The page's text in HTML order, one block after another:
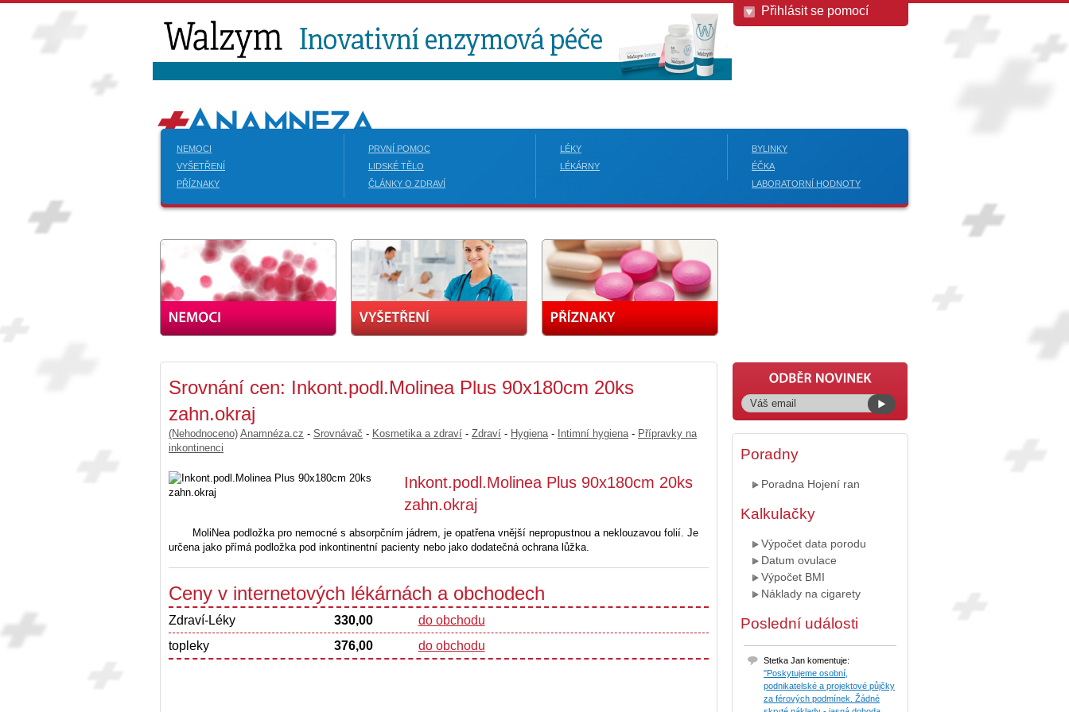
Přihlásit se pomocí
NEMOCI
VYŠETŘENÍ
PŘÍZNAKY
PRVNÍ POMOC
LIDSKÉ TĚLO
ČLÁNKY O ZDRAVÍ
LÉKY
LÉKÁRNY
BYLINKY
ÉČKA
LABORATORNÍ HODNOTY
Srovnání cen: Inkont.podl.Molinea Plus 90x180cm 20ks
zahn.okraj
(Nehodnoceno) Anamnéza.cz - Srovnávač - Kosmetika a zdraví - Zdraví - Hygiena - Intimní hygiena - Přípravky na
inkontinenci
Inkont.podl.Molinea Plus 90x180cm 20ks
zahn.okraj
MoliNea podložka pro nemocné s absorpčním jádrem, je opatřena vnější nepropustnou a neklouzavou folií. Je
určena jako přímá podložka pod inkontinentní pacienty nebo jako dodatečná ochrana lůžka.
Ceny v internetových lékárnách a obchodech
Zdraví-Léky 330,00
do obchodu
topleky
376,00 do obchodu
Poradny
Poradna Hojení ran
Kalkulačky
Výpočet data porodu
Datum ovulace
Výpočet BMI
Náklady na cigarety
Poslední události
Stetka Jan komentuje:
"Poskytujeme osobní,
podnikatelské a projektové půjčky
za férových podmínek. Žádné